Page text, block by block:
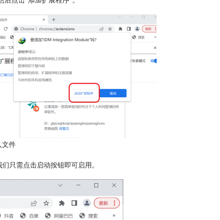
文件
只需点击启动按钮即可启用。